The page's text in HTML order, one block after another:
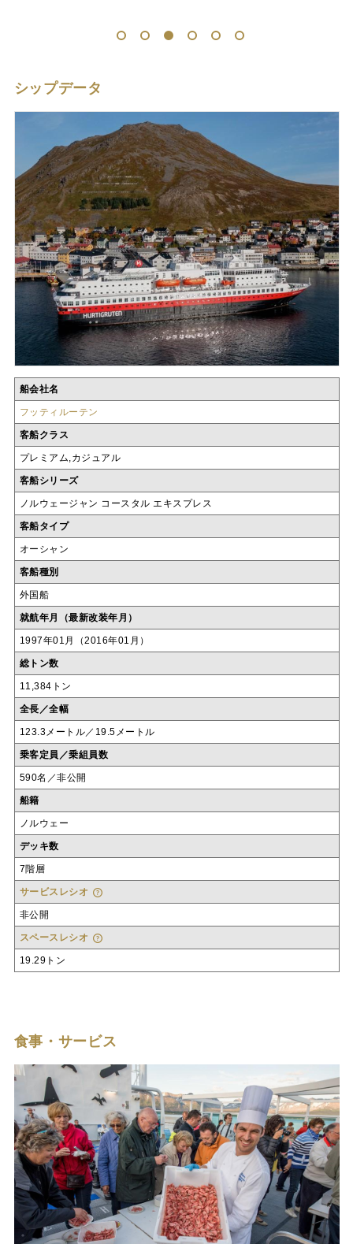
1 2 3 4 5 6
シップデータ
船会社名
フッティルーテン
客船クラス
プレミアム,カジュアル
客船シリーズ
ノルウェージャン コースタル エキスプレス
客船タイプ
オーシャン
客船種別
外国船
就航年月（最新改装年月）
1997年01月（2016年01月）
総トン数
11,384トン
全長／全幅
123.3メートル／19.5メートル
乗客定員／乗組員数
590名／非公開
船籍
ノルウェー
デッキ数
7階層
サービスレシオ
非公開
スペースレシオ
19.29トン
食事・サービス